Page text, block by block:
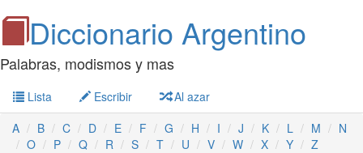
Diccionario Argentino
Palabras, modismos y mas
Lista Escribir
Al azar
A
B C D E F G H I J K L M
N
O
P Q R S T U V W X Y Z